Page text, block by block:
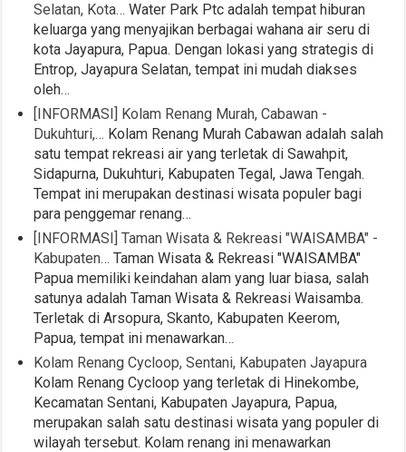
Selatan, Kota… Water Park Ptc adalah tempat hiburan
keluarga yang menyajikan berbagai wahana air seru di
kota Jayapura, Papua. Dengan lokasi yang strategis di
Entrop, Jayapura Selatan, tempat ini mudah diakses
oleh…
[INFORMASI] Kolam Renang Murah, Cabawan -
Dukuhturi,… Kolam Renang Murah Cabawan adalah salah
satu tempat rekreasi air yang terletak di Sawahpit,
Sidapurna, Dukuhturi, Kabupaten Tegal, Jawa Tengah.
Tempat ini merupakan destinasi wisata populer bagi
para penggemar renang…
[INFORMASI] Taman Wisata & Rekreasi "WAISAMBA" -
Kabupaten… Taman Wisata & Rekreasi "WAISAMBA"
Papua memiliki keindahan alam yang luar biasa, salah
satunya adalah Taman Wisata & Rekreasi Waisamba.
Terletak di Arsopura, Skanto, Kabupaten Keerom,
Papua, tempat ini menawarkan…
Kolam Renang Cycloop, Sentani, Kabupaten Jayapura
Kolam Renang Cycloop yang terletak di Hinekombe,
Kecamatan Sentani, Kabupaten Jayapura, Papua,
merupakan salah satu destinasi wisata yang populer di
wilayah tersebut. Kolam renang ini menawarkan